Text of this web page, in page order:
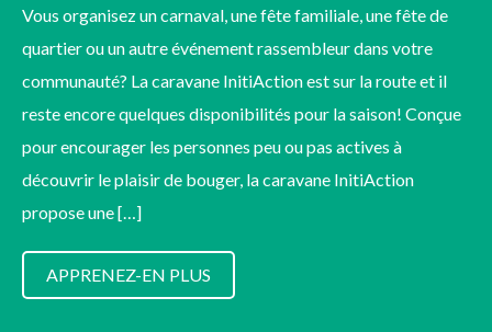
Vous organisez un carnaval, une fête familiale, une fête de
quartier ou un autre événement rassembleur dans votre
communauté? La caravane InitiAction est sur la route et il
reste encore quelques disponibilités pour la saison! Conçue
pour encourager les personnes peu ou pas actives à
découvrir le plaisir de bouger, la caravane InitiAction
propose une […]
APPRENEZ-EN PLUS